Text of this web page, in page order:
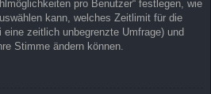
pro Benutzer“ festlegen, wie
kann, welches Zeitlimit für die
zeitlich unbegrenzte Umfrage) und
Stimme ändern können.